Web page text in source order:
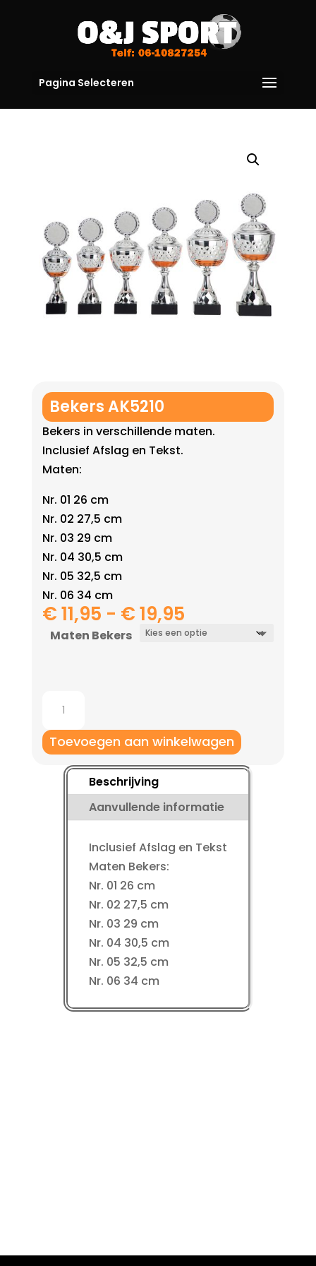
Pagina Selecteren
Bekers AK5210
Bekers in verschillende maten.
Inclusief Afslag en Tekst.
Maten:
Nr. 01 26 cm
Nr. 02 27,5 cm
Nr. 03 29 cm
Nr. 04 30,5 cm
Nr. 05 32,5 cm
Nr. 06 34 cm
€11,95 - €19,95Prijsklasse:
€ 11,95
Maten Bekers
AK5210
aantal
Toevoegen aan winkelwagen
Beschrijving
Aanvullende informatie
Inclusief Afslag en Tekst
Maten Bekers:
Nr. 01 26 cm
Nr. 02 27,5 cm
Nr. 03 29 cm
Nr. 04 30,5 cm
Nr. 05 32,5 cm
Nr. 06 34 cm